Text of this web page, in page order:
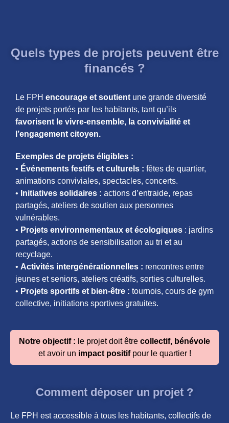
Quels types de projets peuvent être
financés ?
Le FPH encourage et soutient une grande diversité
de projets portés par les habitants, tant qu’ils
favorisent le vivre-ensemble, la convivialité et
l’engagement citoyen.
Exemples de projets éligibles :
• Événements festifs et culturels : fêtes de quartier,
animations conviviales, spectacles, concerts.
• Initiatives solidaires : actions d’entraide, repas
partagés, ateliers de soutien aux personnes
vulnérables.
• Projets environnementaux et écologiques : jardins
partagés, actions de sensibilisation au tri et au
recyclage.
• Activités intergénérationnelles : rencontres entre
jeunes et seniors, ateliers créatifs, sorties culturelles.
• Projets sportifs et bien-être : tournois, cours de gym
collective, initiations sportives gratuites.
Notre objectif : le projet doit être collectif, bénévole
et avoir un impact positifpour le quartier !
Comment déposer un projet ?
Le FPH est accessible à tous les habitants, collectifs de